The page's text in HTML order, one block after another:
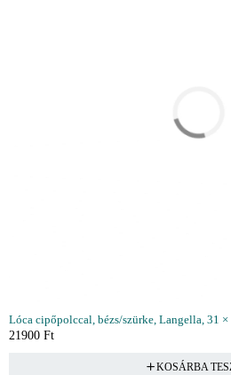
Lóca cipőpolccal, bézs/szürke, Langella, 31 ×
21900 Ft
KOSÁRBA